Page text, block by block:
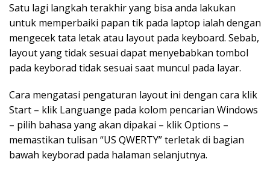
Satu lagi langkah terakhir yang bisa anda lakukan
untuk memperbaiki papan tik pada laptop ialah dengan
mengecek tata letak atau layout pada keyboard. Sebab,
layout yang tidak sesuai dapat menyebabkan tombol
pada keyborad tidak sesuai saat muncul pada layar.
Cara mengatasi pengaturan layout ini dengan cara klik
Start – klik Languange pada kolom pencarian Windows
– pilih bahasa yang akan dipakai – klik Options –
memastikan tulisan “US QWERTY” terletak di bagian
bawah keyborad pada halaman selanjutnya.